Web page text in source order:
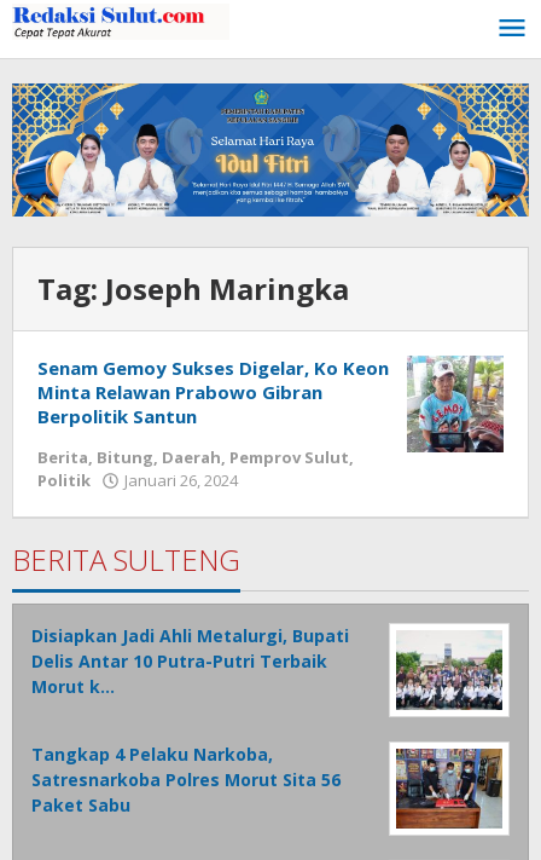
Lewati
ke
konten
Tag: Joseph Maringka
Senam Gemoy Sukses Digelar, Ko Keon
Minta Relawan Prabowo Gibran
Berpolitik Santun
Berita, Bitung, Daerah, Pemprov Sulut,
Politik
Januari 26, 2024
BERITA SULTENG
Disiapkan Jadi Ahli Metalurgi, Bupati
Delis Antar 10 Putra-Putri Terbaik
Morut k…
Tangkap 4 Pelaku Narkoba,
Satresnarkoba Polres Morut Sita 56
Paket Sabu